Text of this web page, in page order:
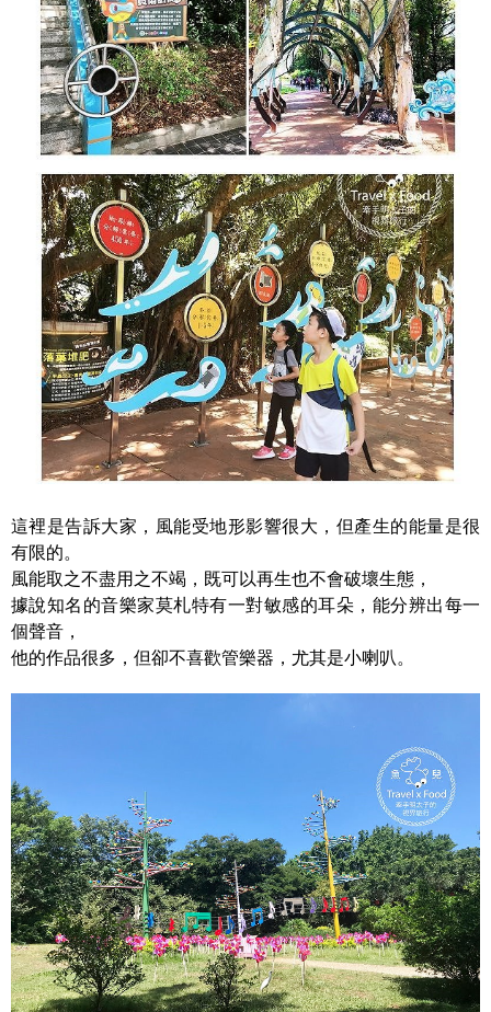
這裡是告訴大家，風能受地形影響很大，但產生的能量是很
有限的。
風能取之不盡用之不竭，既可以再生也不會破壞生態，
據說知名的音樂家莫札特有一對敏感的耳朵，能分辨出每一
個聲音，
他的作品很多，但卻不喜歡管樂器，尤其是小喇叭。